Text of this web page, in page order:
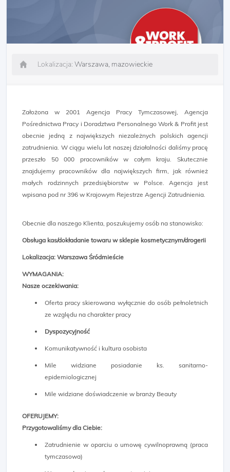
Lokalizacja: Warszawa, mazowieckie
Założona w 2001 Agencja Pracy Tymczasowej, Agencja
Pośrednictwa Pracy i Doradztwa Personalnego Work & Profit jest
obecnie jedną z największych niezależnych polskich agencji
zatrudnienia. W ciągu wielu lat naszej działalności daliśmy pracę
przeszło 50 000 pracowników w całym kraju. Skutecznie
znajdujemy pracowników dla największych firm, jak również
małych rodzinnych przedsiębiorstw w Polsce. Agencja jest
wpisana pod nr 396 w Krajowym Rejestrze Agencji Zatrudnienia.
Obecnie dla naszego Klienta, poszukujemy osób na stanowisko:
Obsługa kas/dokładanie towaru w sklepie kosmetycznym/drogerii
Lokalizacja: Warszawa Śródmieście
WYMAGANIA:
Nasze oczekiwania:
Oferta pracy skierowana wyłącznie do osób pełnoletnich
ze względu na charakter pracy
Dyspozycyjność
Komunikatywność i kultura osobista
Mile widziane posiadanie ks. sanitarno-
epidemiologicznej
Mile widziane doświadczenie w branży Beauty
OFERUJEMY:
Przygotowaliśmy dla Ciebie:
Zatrudnienie w oparciu o umowę cywilnoprawną (praca
tymczasowa)